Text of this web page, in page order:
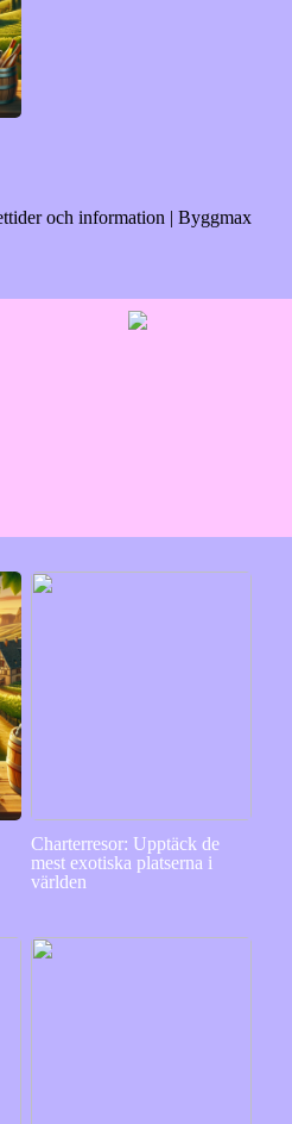
och information | Byggmax
Charterresor: Upptäck de
mest exotiska platserna i
världen